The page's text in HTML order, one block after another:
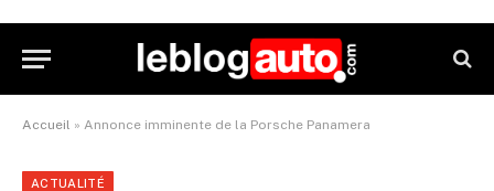
Accueil » Annonce imminente de la Porsche Panamera
ACTUALITÉ